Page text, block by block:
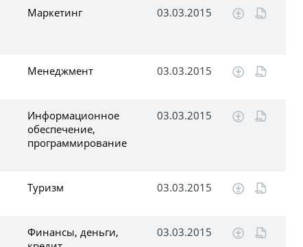
Маркетинг 03.03.2015
Менеджмент 03.03.2015
Информационное
обеспечение,
программирование
03.03.2015
Туризм 03.03.2015
Финансы, деньги,
03.03.2015